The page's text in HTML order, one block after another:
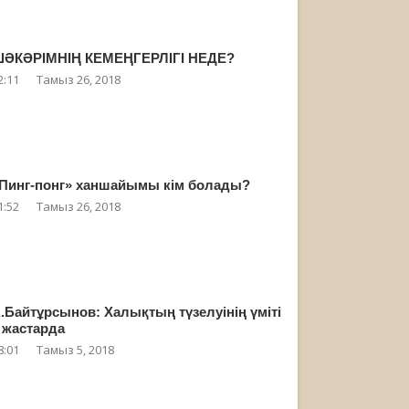
КЕМЕҢГЕРЛІГІ НЕДЕ?
Тамыз 26, 2018
понг» ханшайымы кім болады?
Тамыз 26, 2018
Халықтың түзелуінің үміті
жастарда
Тамыз 5, 2018